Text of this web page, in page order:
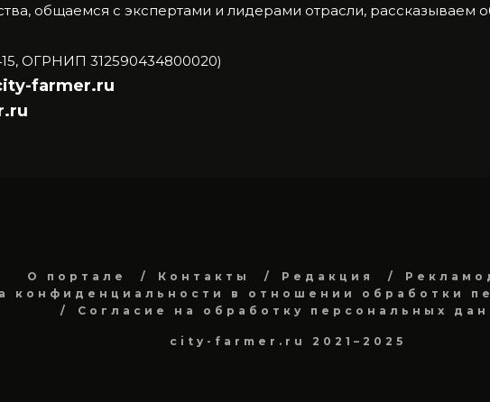
общаемся с экспертами и лидерами отрасли, рассказываем
ОГРНИП 312590434800020)
farmer.ru
О портале Контакты Редакция
конфиденциальности в отношении обработки
Согласие на обработку персональных
city-farmer.ru 2021–2025